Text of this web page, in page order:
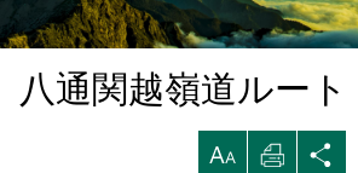
イベント列車
道路情況
旅行上の注意
レクリエーションタイプ
西北園区
登山情報
登山情報概要
歩道ランクと管理
生態保育
マルチメディア専用コーナー
八通関越嶺道ルート
拡 印